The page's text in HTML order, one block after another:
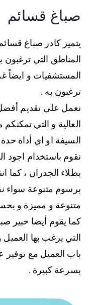
صباغ قسائم
يتميز كادر صباغ
المناطق التي ترغبون
المستشفيات و ايضاً
ترغبون به .
نعمل على تقديم أفضل
العالية و التي
السيفة او اي أداة
نقوم باستخدام اجود
بطلاء الجدران ، كما
برسوم متنوعة سواء
متنوعة و مميزة و
كما يقوم أيضا خبير
التي يرغب بها
باب العميل مع
بسرعة كبيرة .